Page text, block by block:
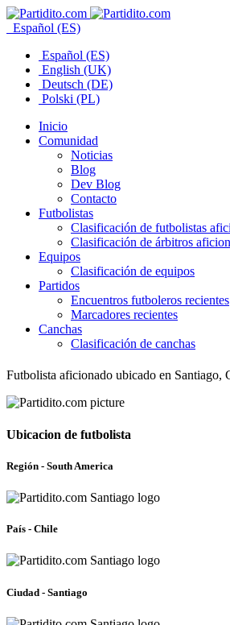
Español (ES)
Español (ES)
English (UK)
Deutsch (DE)
Polski (PL)
Inicio
Comunidad
Noticias
Blog
Dev Blog
Contacto
Futbolistas
Clasificación de futbolistas
Clasificación de árbitros
Equipos
Clasificación de equipos
Partidos
Encuentros futboleros recientes
Marcadores recientes
Canchas
Clasificación de canchas
Futbolista aficionado ubicado en Santiago,
Ubicacion de futbolista
Región - South America
País - Chile
Ciudad - Santiago